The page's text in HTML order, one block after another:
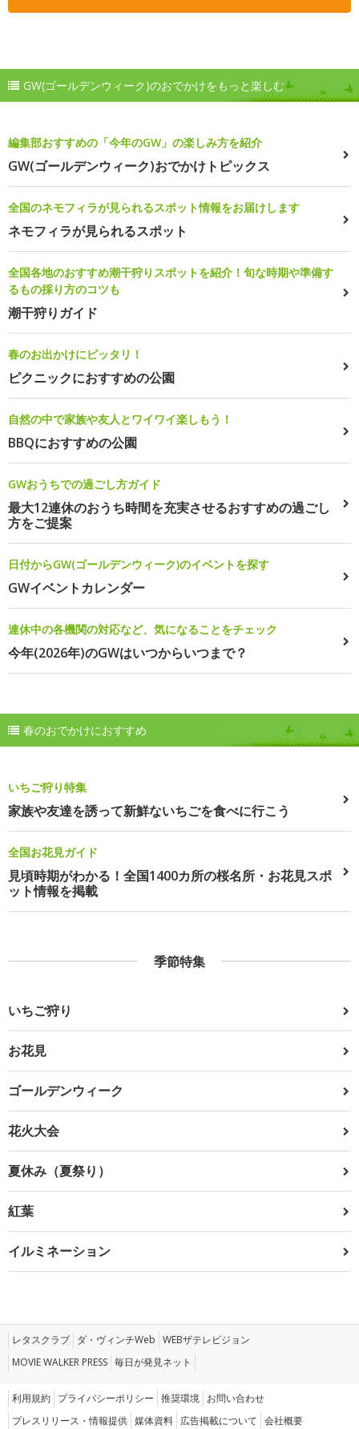
GW(ゴールデンウィーク)のおでかけをもっと楽しむ
編集部おすすめの「今年のGW」の楽しみ方を紹介
GW(ゴールデンウィーク)おでかけトピックス
全国のネモフィラが見られるスポット情報をお届けします
ネモフィラが見られるスポット
全国各地のおすすめ潮干狩りスポットを紹介！旬な時期や準備す
るもの採り方のコツも
潮干狩りガイド
春のお出かけにピッタリ！
ピクニックにおすすめの公園
自然の中で家族や友人とワイワイ楽しもう！
BBQにおすすめの公園
GWおうちでの過ごし方ガイド
最大12連休のおうち時間を充実させるおすすめの過ごし
方をご提案
日付からGW(ゴールデンウィーク)のイベントを探す
GWイベントカレンダー
連休中の各機関の対応など、気になることをチェック
今年(2026年)のGWはいつからいつまで？
春のおでかけにおすすめ
いちご狩り特集
家族や友達を誘って新鮮ないちごを食べに行こう
全国お花見ガイド
見頃時期がわかる！全国1400カ所の桜名所・お花見スポ
ット情報を掲載
季節特集
いちご狩り
お花見
ゴールデンウィーク
花火大会
夏休み（夏祭り）
紅葉
イルミネーション
レタスクラブ ダ・ヴィンチWeb WEBザテレビジョン
MOVIE WALKER PRESS 毎日が発見ネット
利用規約 プライバシーポリシー 推奨環境 お問い合わせ
プレスリリース・情報提供 媒体資料 広告掲載について 会社概要